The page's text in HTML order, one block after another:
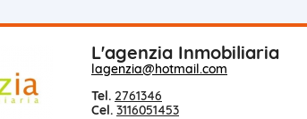
L'agenzia Inmobiliaria
lagenzia@hotmail.com
Tel. 2761346
Cel. 3116051453